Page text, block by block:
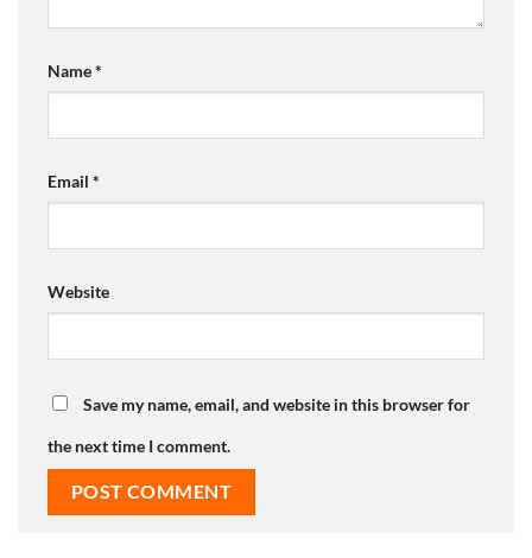
Name*
Email *
Website
Save my name, email, and website in this browser for
the next time I comment.